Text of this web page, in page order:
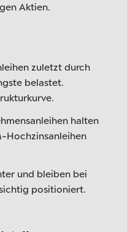
Aktien.
zuletzt durch
belastet.
halten
Hochzinsanleihen
und bleiben bei
positioniert.